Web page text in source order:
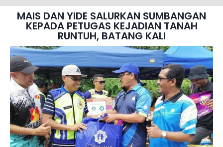
MAIS DAN YIDE SALURKAN SUMBANGAN
KEPADA PETUGAS KEJADIAN TANAH
RUNTUH, BATANG KALI